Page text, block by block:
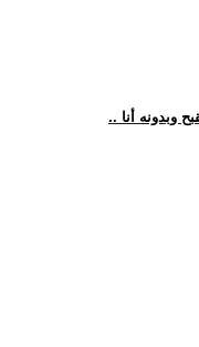
وبدونه أنا